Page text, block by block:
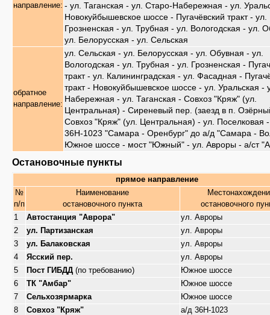
направление: - ул. Таганская - ул. Старо-Набережная - ул.
Новокуйбышевское шоссе - Пугачёвский тракт - ул.
Грозненская - ул. Трубная - ул. Вологодская - ул.
ул. Белорусская - ул. Сельская
обратное
направление:
ул. Сельская - ул. Белорусская - ул. Обувная - ул.
Вологодская - ул. Трубная - ул. Грозненская -
тракт - ул. Калининградская - ул. Фасадная -
тракт - Новокуйбышевское шоссе - ул. Уральская -
Набережная - ул. Таганская - Совхоз "Кряж" (ул.
Центральная) - Сиреневый пер. (заезд в п.
Совхоз "Кряж" (ул. Центральная) - ул. Поселковая
36Н-1023 "Самара - Оренбург" до а/д "Самара -
Южное шоссе - мост "Южный" - ул. Авроры - а/ст
Остановочные пункты
прямое направление
№
п/п
Наименование
остановочного пункта
остановочного
1
Автостанция "Аврора"
ул. Авроры
2
ул. Партизанская
ул. Авроры
3
ул. Балаковская
ул. Авроры
4
Ясский пер.
ул. Авроры
5
Пост ГИБДД (по требованию)
Южное шоссе
6
ТК "Амбар"
Южное шоссе
7
Сельхозярмарка
Южное шоссе
8
Совхоз "Кряж"
а/д 36Н-1023